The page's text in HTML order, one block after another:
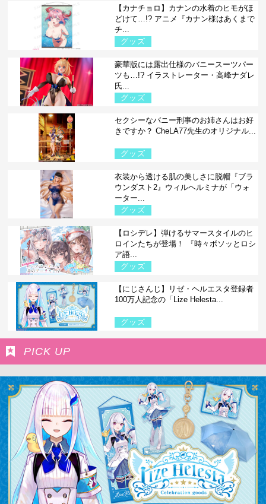
【カナチョロ】カナンの水着のヒモがほ
どけて…!? アニメ『カナン様はあくまで
チ...
グッズ
豪華版には露出仕様のバニースーツパー
ツも…!? イラストレーター・高峰ナダレ
氏...
グッズ
セクシーなバニー刑事のお姉さんはお好
きですか？ CheLA77先生のオリジナル...
グッズ
衣装から透ける肌の美しさに脱帽『ブラ
ウンダスト2』ウィルヘルミナが「ウォ
ーター...
グッズ
【ロシデレ】弾けるサマースタイルのヒ
ロインたちが登場！ 『時々ボソッとロシ
ア語...
グッズ
【にじさんじ】リゼ・ヘルエスタ登録者
100万人記念の「Lize Helesta...
グッズ
PICK UP